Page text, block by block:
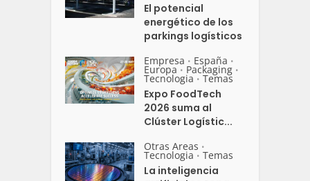
El potencial
energético de los
parkings logísticos
Empresa • España •
Europa • Packaging •
Tecnologia • Temas
Expo FoodTech
2026 suma al
Clúster Logístic...
Otras Areas •
Tecnologia • Temas
La inteligencia